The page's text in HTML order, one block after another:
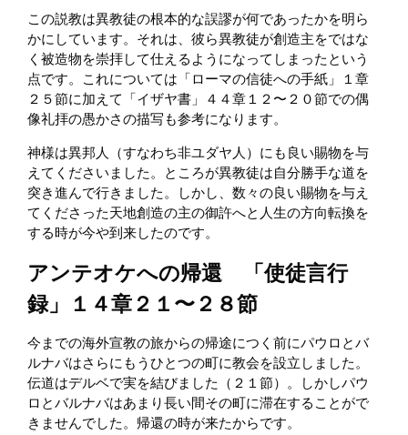
この説教は異教徒の根本的な誤謬が何であったかを明ら
かにしています。それは、彼ら異教徒が創造主をではな
く被造物を崇拝して仕えるようになってしまったという
点です。これについては「ローマの信徒への手紙」１章
２５節に加えて「イザヤ書」４４章１２〜２０節での偶
像礼拝の愚かさの描写も参考になります。
神様は異邦人（すなわち非ユダヤ人）にも良い賜物を与
えてくださいました。ところが異教徒は自分勝手な道を
突き進んで行きました。しかし、数々の良い賜物を与え
てくださった天地創造の主の御許へと人生の方向転換を
する時が今や到来したのです。
アンテオケへの帰還 「使徒言行
録」１４章２１〜２８節
今までの海外宣教の旅からの帰途につく前にパウロとバ
ルナバはさらにもうひとつの町に教会を設立しました。
伝道はデルベで実を結びました（２１節）。しかしパウ
ロとバルナバはあまり長い間その町に滞在することがで
きませんでした。帰還の時が来たからです。